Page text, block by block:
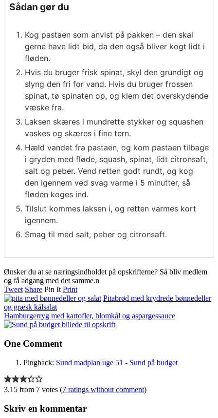
Sådan gør du
Kog pastaen som anvist på pakken – den skal
gerne have lidt bid, da den også bliver kogt lidt i
fløden.
Hvis du bruger frisk spinat, skyl den grundigt og
slyng den fri for vand. Hvis du bruger frossen
spinat, tø spinaten op, og klem det overskydende
væske fra.
Laksen skæres i mundrette stykker og squashen
vaskes og skæres i fine tern.
Hæld vandet fra pastaen, og kom pastaen tilbage
i gryden med fløde, squash, spinat, lidt citronsaft,
salt og peber. Vend retten godt rundt, og kog
den igennem ved svag varme i 5 minutter, så
fløden koges ind.
Tilslut kommes laksen i, og retten varmes kort
igennem.
Smag til med salt, peber og citronsaft.
Ønsker du at se næringsindholdet på opskrifterne? Så bliv medlem
og få adgang med det samme.n
Tweet Share Pin It Print
Pitabrød med krydrede bønnedeller
og græsk kålsalat
Hamburgerryg med kartofler, blomkål og aspargessauce
One Comment
Pingback: Sund madplan uge 51 - Sund på budget
3.15 from 7 votes (7 ratings without comment)
Skriv en kommentar